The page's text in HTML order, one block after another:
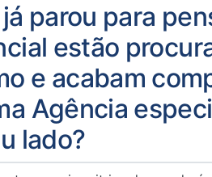
parou para
estão
e acabam
Agência
lado?